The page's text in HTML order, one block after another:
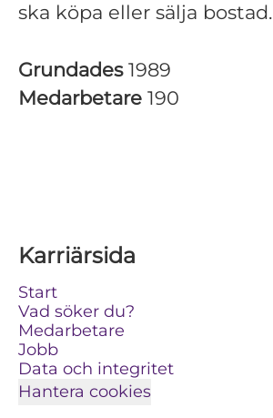
ska köpa eller sälja bostad.
Grundades 1989
Medarbetare 190
Karriärsida
Start
Vad söker du?
Medarbetare
Jobb
Data och integritet
Hantera cookies